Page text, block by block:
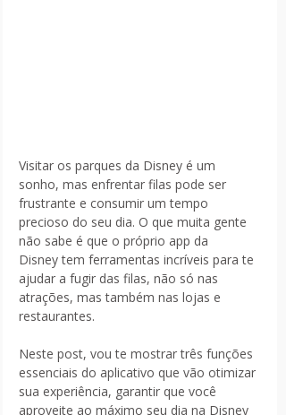
Visitar os parques da Disney é um
sonho, mas enfrentar filas pode ser
frustrante e consumir um tempo
precioso do seu dia. O que muita gente
não sabe é que o próprio app da
Disney tem ferramentas incríveis para te
ajudar a fugir das filas, não só nas
atrações, mas também nas lojas e
restaurantes.
Neste post, vou te mostrar três funções
essenciais do aplicativo que vão otimizar
sua experiência, garantir que você
aproveite ao máximo seu dia na Disney